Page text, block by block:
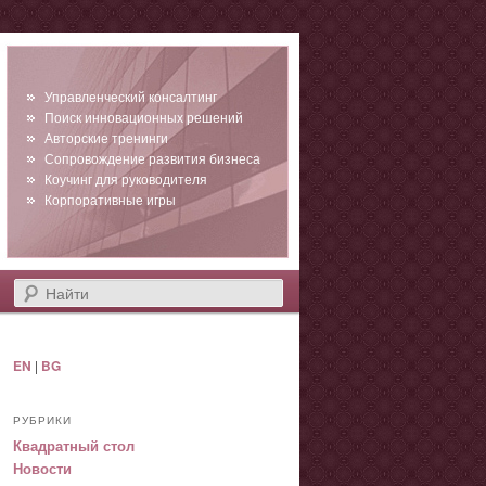
Найти
Управленческий консалтинг
Поиск инновационных решений
Авторские тренинги
Сопровождение развития бизнеса
Коучинг для руководителя
Корпоративные игры
EN | BG
РУБРИКИ
Квадратный стол
Новости